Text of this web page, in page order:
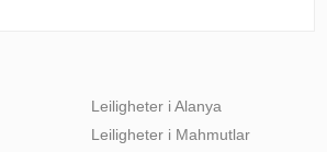
Leiligheter i Alanya
Leiligheter i Mahmutlar